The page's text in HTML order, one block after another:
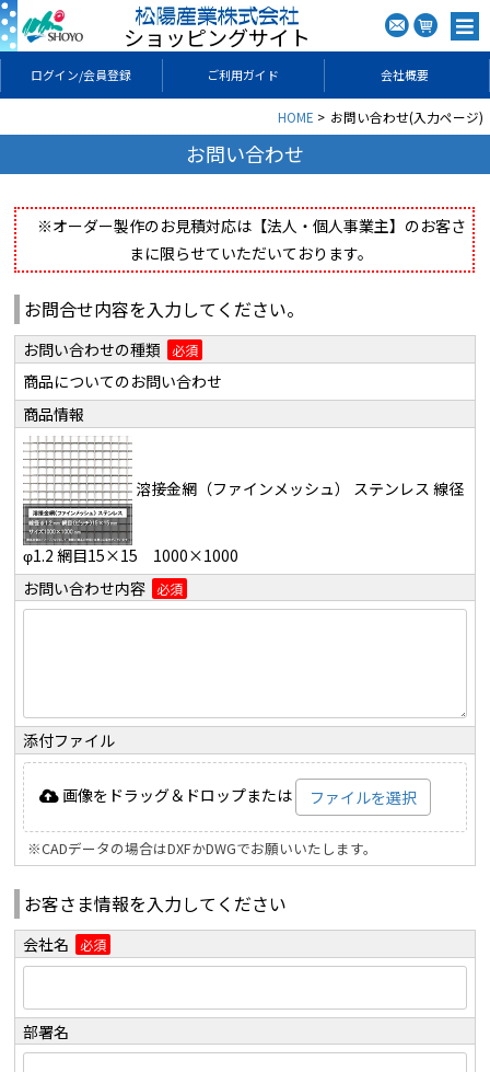
ショッピングサイト
ログイン/会員登録 ご利用ガイド 会社概要
HOME お問い合わせ(入力ページ)
お問い合わせ
※オーダー製作のお見積対応は【法人・個人事業主】のお客さ
まに限らせていただいております。
お問合せ内容を入力してください。
お問い合わせの種類 必須
商品についてのお問い合わせ
商品情報
溶接金網（ファインメッシュ） ステンレス 線径
φ1.2 網目15×15 1000×1000
お問い合わせ内容
必須
添付ファイル
画像をドラッグ＆ドロップまたは ファイルを選択
※CADデータの場合はDXFかDWGでお願いいたします。
お客さま情報を入力してください
会社名 必須
部署名